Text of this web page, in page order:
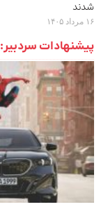
شدند
۱۶ مرداد ۱۴۰۵
پیشنهادات سردبیر: